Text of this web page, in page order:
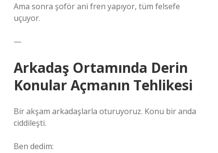
Ama sonra şoför ani fren yapıyor, tüm felsefe
uçuyor.
—
Arkadaş Ortamında Derin
Konular Açmanın Tehlikesi
Bir akşam arkadaşlarla oturuyoruz. Konu bir anda
ciddileşti.
Ben dedim: